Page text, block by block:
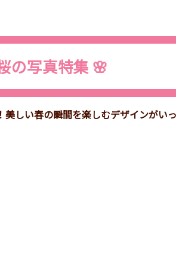
の写真特集 🌸
しい春の瞬間を楽しむデザインがい